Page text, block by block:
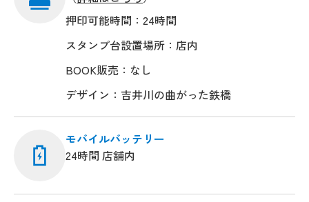
押印可能時間：24時間
スタンプ台設置場所：店内
BOOK販売：なし
デザイン：吉井川の曲がった鉄橋
モバイルバッテリー
24時間 店舗内